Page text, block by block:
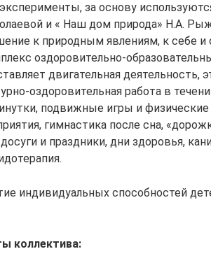
за основу
и « Наш дом природа» Н.А.
к природным явлениям, к себе и
оздоровительно-
двигательная деятельность,
оздоровительная работа в
подвижные игры и
гимнастика после сна,
и праздники, дни здоровья,
индивидуальных способностей
коллектива: